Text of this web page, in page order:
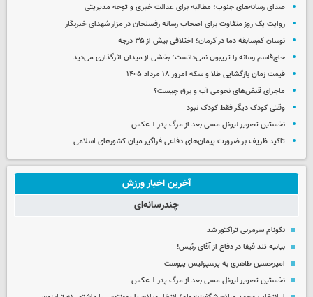
صدای رسانه‌های جنوب؛ مطالبه برای عدالت خبری و توجه مدیریتی
روایت یک روز متفاوت برای اصحاب رسانه رفسنجان در مزار شهدای خبرنگار
نوسان کم‌سابقه دما در کرمان؛ اختلافی بیش از ۳۵ درجه
حاج‌قاسم رسانه را تریبون نمی‌دانست؛ بخشی از میدان اثرگذاری می‌دید
قیمت زمان بازگشایی طلا و سکه امروز ۱۸ مرداد ۱۴۰۵
ماجرای قبض‌های نجومی آب و برق چیست؟
وقتی کودک دیگر فقط کودک نبود
نخستین تصویر لیونل مسی بعد از مرگ پدر + عکس
تاکید ظریف بر ضرورت پیمان‌های دفاعی فراگیر میان کشورهای اسلامی
آخرین اخبار ورزش
چندرسانه‌ای
نکونام سرمربی تراکتور شد
بیانیه تند فیفا در دفاع از آقای رئیس!
امیرحسین طاهری به پرسپولیس پیوست
نخستین تصویر لیونل مسی بعد از مرگ پدر + عکس